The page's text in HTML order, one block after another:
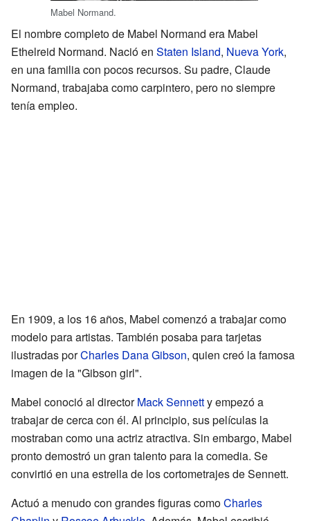
Mabel Normand.
El nombre completo de Mabel Normand era Mabel
Ethelreid Normand. Nació en Staten Island, Nueva York,
en una familia con pocos recursos. Su padre, Claude
Normand, trabajaba como carpintero, pero no siempre
tenía empleo.
En 1909, a los 16 años, Mabel comenzó a trabajar como
modelo para artistas. También posaba para tarjetas
ilustradas porCharles Dana Gibson, quien creó la famosa
imagen de la "Gibson girl".
Mabel conoció al directorMack Sennetty empezó a
trabajar de cerca con él. Al principio, sus películas la
mostraban como una actriz atractiva. Sin embargo, Mabel
pronto demostró un gran talento para la comedia. Se
convirtió en una estrella de los cortometrajes de Sennett.
Actuó a menudo con grandes figuras comoCharles